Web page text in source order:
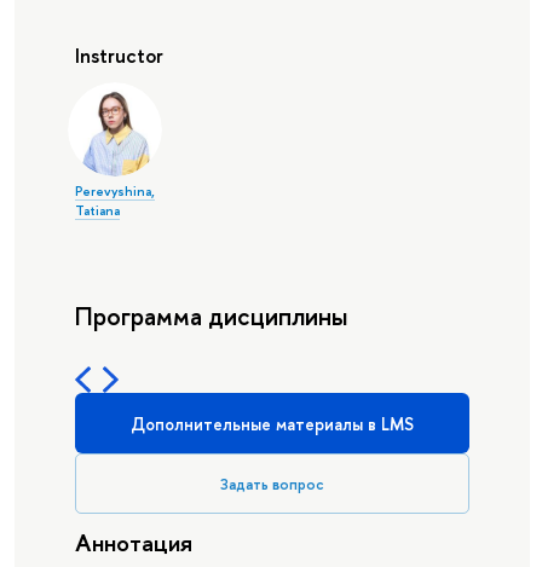
Instructor
Perevyshina,
Tatiana
Программа дисциплины
Дополнительные материалы в LMS
Задать вопрос
Аннотация